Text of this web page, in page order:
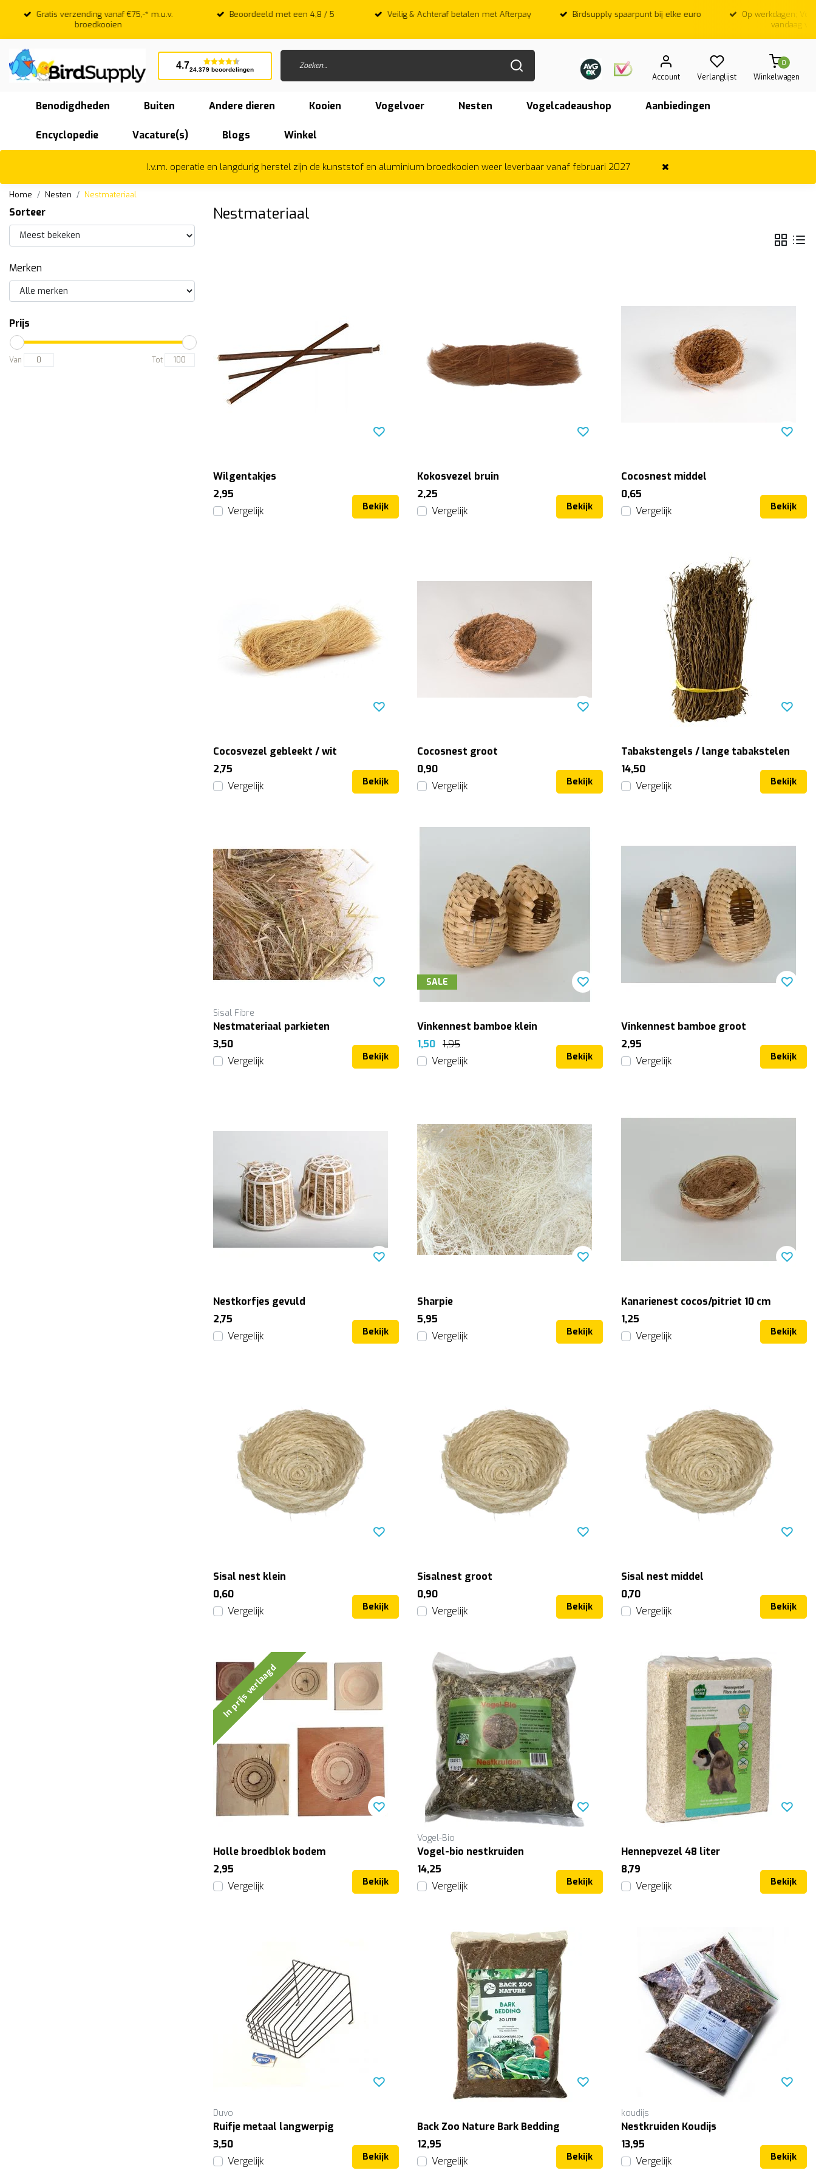
Gratis verzending vanaf €75,-* m.u.v.
broedkooien
Beoordeeld met een 4,8 / 5 Veilig & Achteraf betalen met Afterpay Birdsupply spaarpunt bij elke euro
Op werkdagen;
vandaag
4.724.379 beoordelingen
Account Verlanglijst
0
Winkelwagen
Benodigdheden Buiten Andere dieren Kooien Vogelvoer Nesten Vogelcadeaushop Aanbiedingen
Encyclopedie Vacature(s) Blogs Winkel
I.v.m. operatie en langdurig herstel zijn de kunststof en aluminium broedkooien weer leverbaar vanaf februari 2027
Home Nesten Nestmateriaal
Sorteer
Merken
Prijs
Van Tot
Nestmateriaal
Wilgentakjes
2,95
Vergelijk
Bekijk
Kokosvezel bruin
2,25
Vergelijk
Bekijk
Cocosnest middel
0,65
Vergelijk
Bekijk
Cocosvezel gebleekt / wit
2,75
Vergelijk
Bekijk
Cocosnest groot
0,90
Vergelijk
Bekijk
Tabakstengels / lange tabakstelen
14,50
Vergelijk
Bekijk
Sisal Fibre
Nestmateriaal parkieten
3,50
Vergelijk
Bekijk
SALE
Vinkennest bamboe klein
1,50 1,95
Vergelijk
Bekijk
Vinkennest bamboe groot
2,95
Vergelijk
Bekijk
Nestkorfjes gevuld
2,75
Vergelijk
Bekijk
Sharpie
5,95
Vergelijk
Bekijk
Kanarienest cocos/pitriet 10 cm
1,25
Vergelijk
Bekijk
Sisal nest klein
0,60
Vergelijk
Bekijk
Sisalnest groot
0,90
Vergelijk
Bekijk
Sisal nest middel
0,70
Vergelijk
Bekijk
In prijs verlaagd
Holle broedblok bodem
2,95
Vergelijk
Bekijk
Vogel-Bio
Vogel-bio nestkruiden
14,25
Vergelijk
Bekijk
Hennepvezel 48 liter
8,79
Vergelijk
Bekijk
Duvo
Ruifje metaal langwerpig
3,50
Vergelijk
Bekijk
Back Zoo Nature Bark Bedding
12,95
Vergelijk
Bekijk
koudijs
Nestkruiden Koudijs
13,95
Vergelijk
Bekijk